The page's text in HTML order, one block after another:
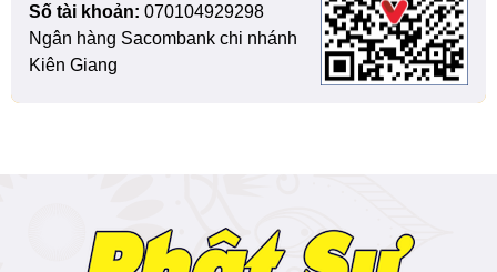
Số tài khoản: 070104929298
Ngân hàng Sacombank chi nhánh
Kiên Giang